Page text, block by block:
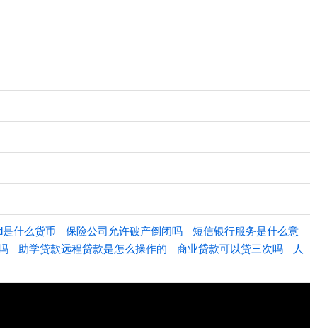
是什么货币 保险公司允许破产倒闭吗
短信银行服务是什么意
助学贷款远程贷款是怎么操作的 商业贷款可以贷三次吗
人